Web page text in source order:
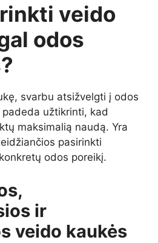
veido
odos
svarbu atsižvelgti į odos
užtikrinti, kad
maksimalią naudą. Yra
pasirinkti
odos poreikį.
ir
veido kaukės